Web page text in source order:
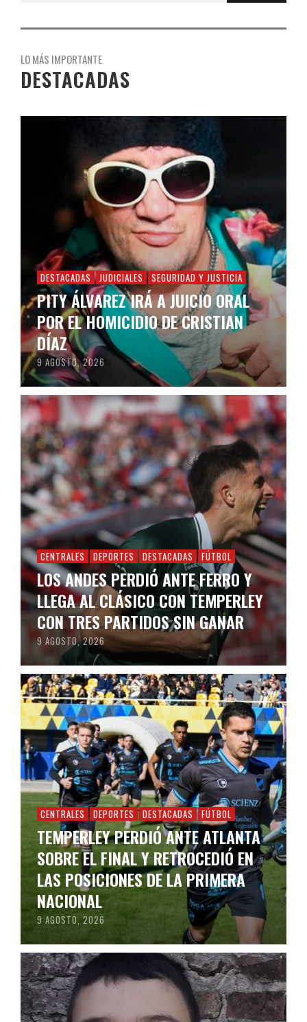
LO MÁS IMPORTANTE
DESTACADAS
DESTACADAS JUDICIALES SEGURIDAD Y JUSTICIA
PITY ÁLVAREZ IRÁ A JUICIO ORAL
POR EL HOMICIDIO DE CRISTIAN
DÍAZ
9 AGOSTO, 2026
CENTRALES DEPORTES DESTACADAS FÚTBOL
LOS ANDES PERDIÓ ANTE FERRO Y
LLEGA AL CLÁSICO CON TEMPERLEY
CON TRES PARTIDOS SIN GANAR
9 AGOSTO, 2026
CENTRALES DEPORTES DESTACADAS FÚTBOL
TEMPERLEY PERDIÓ ANTE ATLANTA
SOBRE EL FINAL Y RETROCEDIÓ EN
LAS POSICIONES DE LA PRIMERA
NACIONAL
9 AGOSTO, 2026